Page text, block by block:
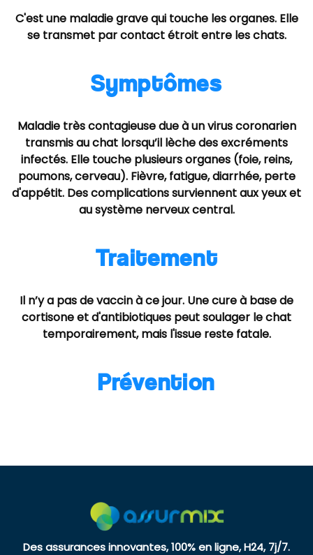
C'est une maladie grave qui touche les organes. Elle
se transmet par contact étroit entre les chats.
Symptômes
Maladie très contagieuse due à un virus coronarien
transmis au chat lorsqu’il lèche des excréments
infectés. Elle touche plusieurs organes (foie, reins,
poumons, cerveau). Fièvre, fatigue, diarrhée, perte
d'appétit. Des complications surviennent aux yeux et
au système nerveux central.
Traitement
Il n’y a pas de vaccin à ce jour. Une cure à base de
cortisone et d'antibiotiques peut soulager le chat
temporairement, mais l'issue reste fatale.
Prévention
Des assurances innovantes, 100% en ligne, H24, 7j/7.